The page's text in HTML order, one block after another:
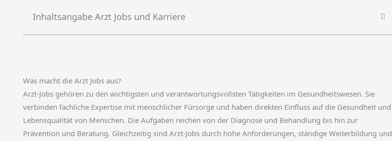
Inhaltsangabe Arzt Jobs und Karriere
Was macht die Arzt Jobs aus?
Arzt-Jobs gehören zu den wichtigsten und verantwortungsvollsten Tätigkeiten im Gesundheitswesen. Sie
verbinden fachliche Expertise mit menschlicher Fürsorge und haben direkten Einfluss auf die Gesundheit und
Lebensqualität von Menschen. Die Aufgaben reichen von der Diagnose und Behandlung bis hin zur
Prävention und Beratung. Gleichzeitig sind Arzt-Jobs durch hohe Anforderungen, ständige Weiterbildung und